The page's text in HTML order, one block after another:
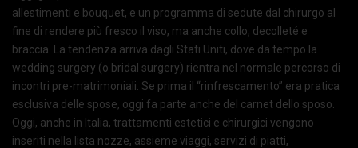
allestimenti e bouquet, e un programma di sedute dal chirurgo al
fine di rendere più fresco il viso, ma anche collo, decolleté e
braccia. La tendenza arriva dagli Stati Uniti, dove da tempo la
wedding surgery (o bridal surgery) rientra nel normale percorso di
incontri pre-matrimoniali. Se prima il “rinfrescamento” era pratica
esclusiva delle spose, oggi fa parte anche del carnet dello sposo.
Oggi, anche in Italia, trattamenti estetici e chirurgici vengono
inseriti nella lista nozze, assieme viaggi, servizi di piatti,